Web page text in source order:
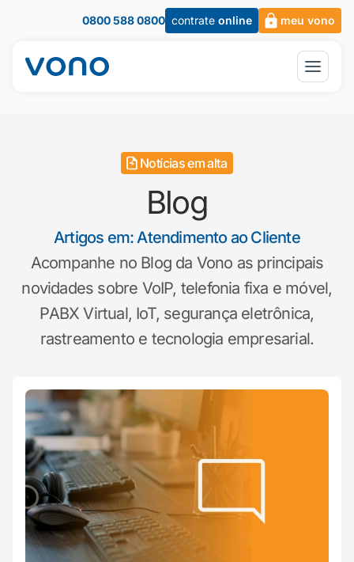
0800 588 0800 contrate online meu vono
Notícias em alta
Blog
Artigos em: Atendimento ao Cliente
Acompanhe no Blog da Vono as principais
novidades sobre VoIP, telefonia fixa e móvel,
PABX Virtual, IoT, segurança eletrônica,
rastreamento e tecnologia empresarial.